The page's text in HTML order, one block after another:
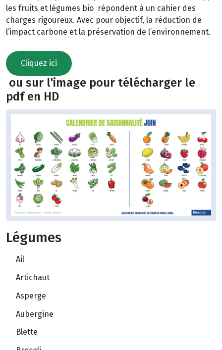
les fruits et légumes bio répondent à un cahier des
charges rigoureux. Avec pour objectif, la réduction de
l’impact carbone et la préservation de l’environnement.
Cliquez ici
ou sur l'image pour télécharger le
pdf en HD
Légumes
Ail
Artichaut
Asperge
Aubergine
Blette